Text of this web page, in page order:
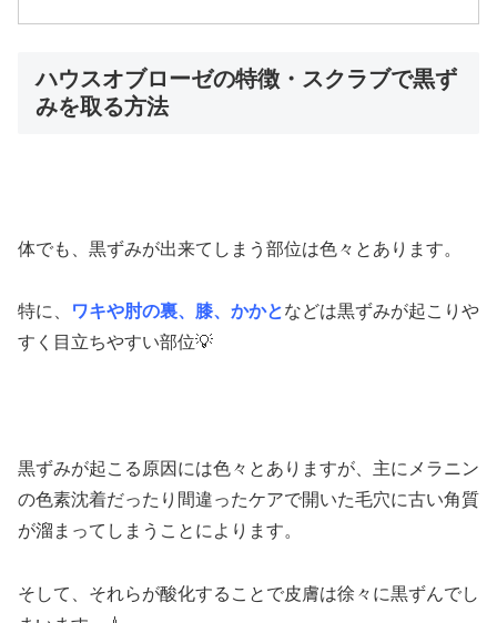
ハウスオブローゼの特徴・スクラブで黒ず
みを取る方法
体でも、黒ずみが出来てしまう部位は色々とあります。
特に、 ワキや肘の裏、膝、かかとなどは黒ずみが起こりや
すく目立ちやすい部位💡
黒ずみが起こる原因には色々とありますが、主にメラニン
の色素沈着だったり間違ったケアで開いた毛穴に古い角質
が溜まってしまうことによります。
そして、それらが酸化することで皮膚は徐々に黒ずんでし